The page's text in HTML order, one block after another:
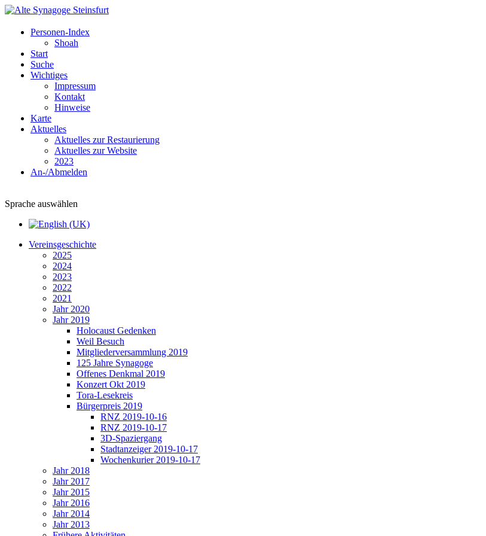
Personen-Index
Shoah
Start
Suche
Wichtiges
Impressum
Kontakt
Hinweise
Karte
Aktuelles
Aktuelles zur Restaurierung
Aktuelles zur Website
2023
An-/Abmelden
Sprache auswählen
Vereinsgeschichte
2025
2024
2023
2022
2021
Jahr 2020
Jahr 2019
Holocaust Gedenken
Weil Besuch
Mitgliederversammlung 2019
125 Jahre Synagoge
Offenes Denkmal 2019
Konzert Okt 2019
Tora-Lesekreis
Bürgerpreis 2019
RNZ 2019-10-16
RNZ 2019-10-17
3D-Spaziergang
Stadtanzeiger 2019-10-17
Wochenkurier 2019-10-17
Jahr 2018
Jahr 2017
Jahr 2015
Jahr 2016
Jahr 2014
Jahr 2013